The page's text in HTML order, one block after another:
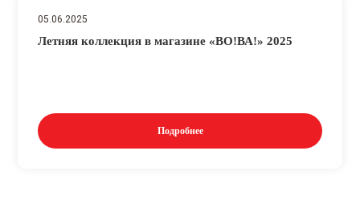
05.06.2025
Летняя коллекция в магазине «ВО!ВА!» 2025
Подробнее